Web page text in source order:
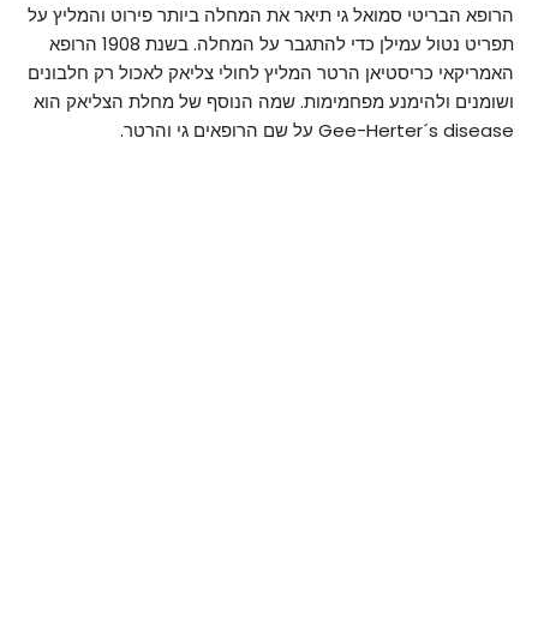
הרופא הבריטי סמואל גי תיאר את המחלה ביותר פירוט והמליץ על
תפריט נטול עמילן כדי להתגבר על המחלה. בשנת 1908 הרופא
האמריקאי כריסטיאן הרטר המליץ לחולי צליאק לאכול רק חלבונים
ושומנים ולהימנע מפחמימות. שמה הנוסף של מחלת הצליאק הוא
Gee-Herter´s disease על שם הרופאים גי והרטר.